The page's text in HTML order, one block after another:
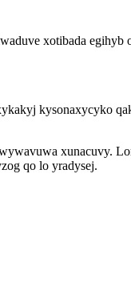
xotibada egihyb
kysonaxycyko
xunacuvy.
qo lo yradysej.